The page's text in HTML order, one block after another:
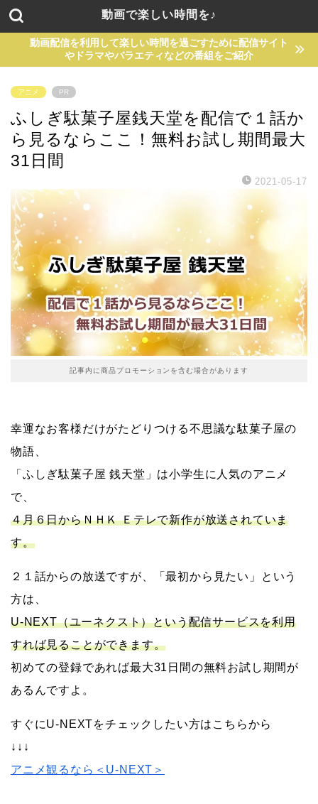
動画で楽しい時間を♪
動画配信を利用して楽しい時間を過ごすために配信サイト
やドラマやバラエティなどの番組をご紹介
アニメ PR
ふしぎ駄菓子屋銭天堂を配信で１話か
ら見るならここ！無料お試し期間最大
31日間
2021-05-17
記事内に商品プロモーションを含む場合があります
幸運なお客様だけがたどりつける不思議な駄菓子屋の
物語、
「ふしぎ駄菓子屋 銭天堂」は小学生に人気のアニメ
で、
４月６日からＮＨＫ Ｅテレで新作が放送されていま
す。
２１話からの放送ですが、「最初から見たい」という
方は、
U-NEXT（ユーネクスト）という配信サービスを利用
すれば見ることができます。
初めての登録であれば最大31日間の無料お試し期間が
あるんですよ。
すぐにU-NEXTをチェックしたい方はこちらから
↓↓↓
アニメ観るなら＜U-NEXT＞